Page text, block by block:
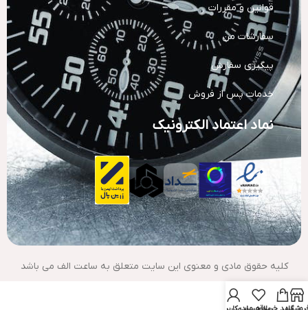
قوانین و مقررات
سفارشات من
پیگیری سفارش
خدمات پس از فروش
نماد اعتماد الکترونیک
کلیه حقوق مادی و معنوی این سایت متعلق به ساعت الف می باشد